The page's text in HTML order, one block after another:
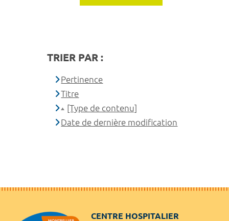
TRIER PAR :
Pertinence
Titre
[Type de contenu]
Date de dernière modification
CENTRE HOSPITALIER